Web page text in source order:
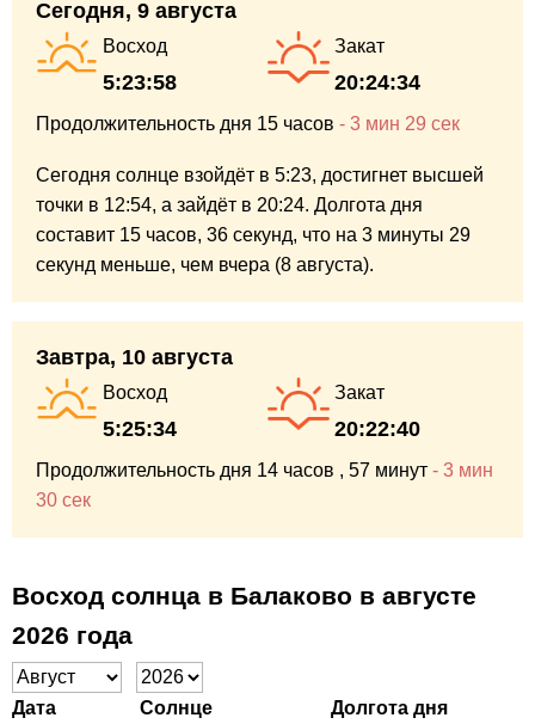
Сегодня, 9 августа
Восход
5:23:58
Закат
20:24:34
Продолжительность дня 15 часов - 3 мин 29 сек
Сегодня солнце взойдёт в 5:23, достигнет высшей
точки в 12:54, а зайдёт в 20:24. Долгота дня
составит 15 часов, 36 секунд, что на 3 минуты 29
секунд меньше, чем вчера (8 августа).
Завтра, 10 августа
Восход
5:25:34
Закат
20:22:40
Продолжительность дня 14 часов , 57 минут - 3 мин
30 сек
Восход солнца в Балаково в августе
2026 года
Дата Солнце Долгота дня